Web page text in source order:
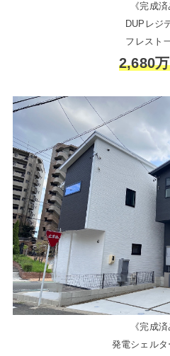
《完成済
DUPレジ
フレスト
2,680
《完成済
発電シェルタ